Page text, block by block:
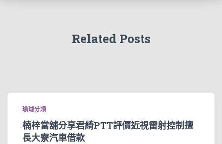
Related Posts
瑜珈分類
楠梓當舖分享君綺PTT評價近視雷射控制擅
長大寮汽車借款